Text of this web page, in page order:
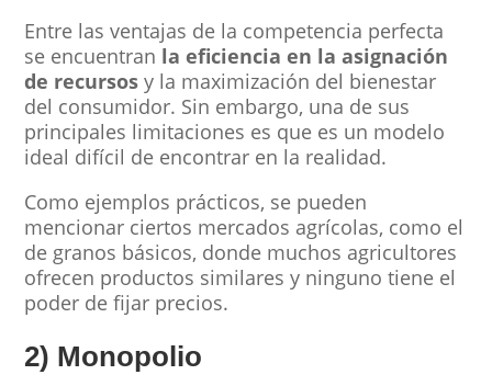
Entre las ventajas de la competencia perfecta
se encuentran la eficiencia en la asignación
de recursos y la maximización del bienestar
del consumidor. Sin embargo, una de sus
principales limitaciones es que es un modelo
ideal difícil de encontrar en la realidad.
Como ejemplos prácticos, se pueden
mencionar ciertos mercados agrícolas, como el
de granos básicos, donde muchos agricultores
ofrecen productos similares y ninguno tiene el
poder de fijar precios.
2) Monopolio